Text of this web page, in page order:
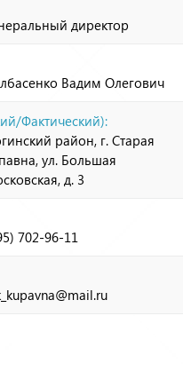
директор
Вадим Олегович
Фактический):
район, г. Старая
ул. Большая
д. 3
702-96-11